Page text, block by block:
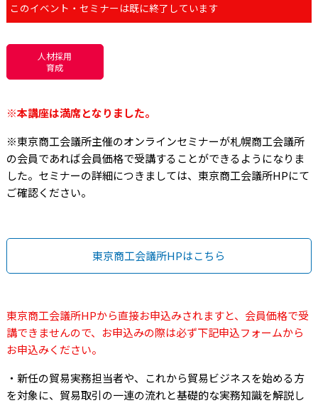
このイベント・セミナーは既に終了しています
人材採用
育成
※本講座は満席となりました。
※東京商工会議所主催のオンラインセミナーが札幌商工会議所
の会員であれば会員価格で受講することができるようになりま
した。セミナーの詳細につきましては、東京商工会議所HPにて
ご確認ください。
東京商工会議所HPはこちら
東京商工会議所HPから直接お申込みされますと、会員価格で受
講できませんので、お申込みの際は必ず下記申込フォームから
お申込みください。
・新任の貿易実務担当者や、これから貿易ビジネスを始める方
を対象に、貿易取引の一連の流れと基礎的な実務知識を解説し